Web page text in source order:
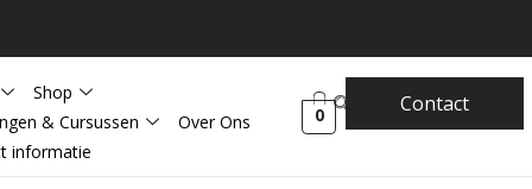
Shop
& Cursussen
Over Ons
informatie
0 Contact